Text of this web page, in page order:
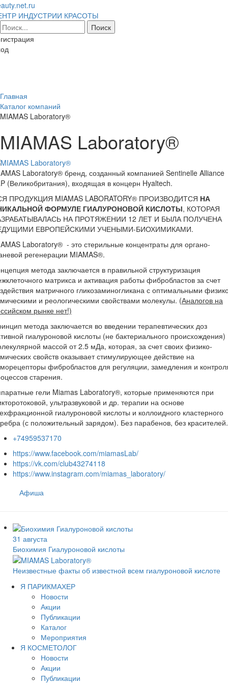
ИНДУСТРИИ КРАСОТЫ
Главная
Каталог компаний
MIAMAS Laboratory®
MIAMAS Laboratory®
Laboratory® бренд, созданный компанией Sentinelle Alliance
(Великобритания), входящая в концерн Hyaltech.
ПРОДУКЦИЯ MIAMAS LABORATORY® ПРОИЗВОДИТСЯ НА
ФОРМУЛЕ ГИАЛУРОНОВОЙ КИСЛОТЫ, КОТОРАЯ
НА ПРОТЯЖЕНИИ 12 ЛЕТ И БЫЛА ПОЛУЧЕНА
ЕВРОПЕЙСКИМИ УЧЕНЫМИ-БИОХИМИКАМИ.
Laboratory® - это стерильные концентраты для органо-
регенерации MIAMAS®.
метода заключается в правильной структуризация
матрикса и активация работы фибробластов за счет
матричного гликозаминогликана с оптимальными
и реологическими свойствами молекулы. (Аналогов на
рынке нет!)
метода заключается во введении терапевтических доз
гиалуроновой кислоты (не бактериального происхождения)
массой от 2.5 мДа, которая, за счет своих физико-
свойств оказывает стимулирующее действие на
фибробластов для регуляции, замедления и
старения.
гели Miamas Laboratory®, которые применяются при
ультразвуковой и др. терапии на основе
гиалуроновой кислоты и коллоидного кластерного
(с положительный зарядом). Без парабенов, без красителей.
+74959537170
https://www.facebook.com/miamasLab/
https://vk.com/club43274118
https://www.instagram.com/miamas_laboratory/
Афиша
31 августа
Биохимия Гиалуроновой кислоты
Неизвестные факты об известной всем гиалуроновой кислоте
Я ПАРИКМАХЕР
Новости
Акции
Публикации
Каталог
Мероприятия
Я КОСМЕТОЛОГ
Новости
Акции
Публикации